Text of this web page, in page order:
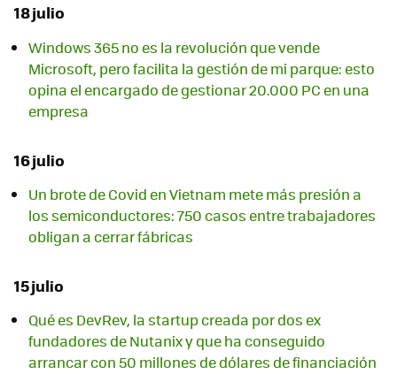
18 julio
Windows 365 no es la revolución que vende
Microsoft, pero facilita la gestión de mi parque: esto
opina el encargado de gestionar 20.000 PC en una
empresa
16 julio
Un brote de Covid en Vietnam mete más presión a
los semiconductores: 750 casos entre trabajadores
obligan a cerrar fábricas
15 julio
Qué es DevRev, la startup creada por dos ex
fundadores de Nutanix y que ha conseguido
arrancar con 50 millones de dólares de financiación